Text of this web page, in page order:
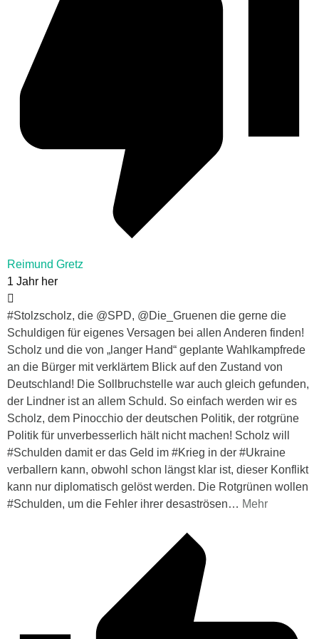
Reimund Gretz
1 Jahr her
#Stolzscholz, die @SPD, @Die_Gruenen die gerne die
Schuldigen für eigenes Versagen bei allen Anderen finden!
Scholz und die von „langer Hand“ geplante Wahlkampfrede
an die Bürger mit verklärtem Blick auf den Zustand von
Deutschland! Die Sollbruchstelle war auch gleich gefunden,
der Lindner ist an allem Schuld. So einfach werden wir es
Scholz, dem Pinocchio der deutschen Politik, der rotgrüne
Politik für unverbesserlich hält nicht machen! Scholz will
#Schulden damit er das Geld im #Krieg in der #Ukraine
verballern kann, obwohl schon längst klar ist, dieser Konflikt
kann nur diplomatisch gelöst werden. Die Rotgrünen wollen
#Schulden, um die Fehler ihrer desaströsen… Mehr